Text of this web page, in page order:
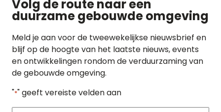
Volg de route naareen
duurzame gebouwde omgeving
Meld je aan voor de tweewekelijkse nieuwsbrief en
blijf op de hoogte van het laatste nieuws, events
en ontwikkelingen rondom de verduurzaming van
de gebouwde omgeving.
"*" geeft vereiste velden aan